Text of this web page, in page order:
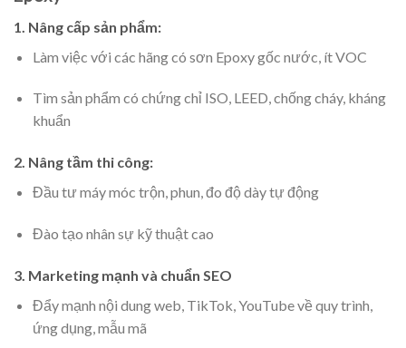
1. Nâng cấp sản phẩm:
Làm việc với các hãng có sơn Epoxy gốc nước, ít VOC
Tìm sản phẩm có chứng chỉ ISO, LEED, chống cháy, kháng
khuẩn
2. Nâng tầm thi công:
Đầu tư máy móc trộn, phun, đo độ dày tự động
Đào tạo nhân sự kỹ thuật cao
3. Marketing mạnh và chuẩn SEO
Đẩy mạnh nội dung web, TikTok, YouTube về quy trình,
ứng dụng, mẫu mã